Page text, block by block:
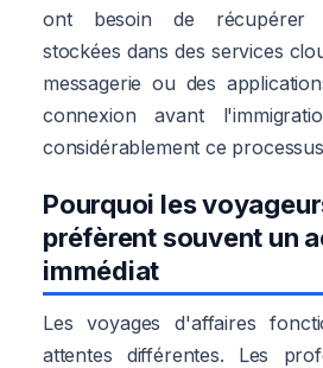
ont besoin de récupérer
stockées dans des services
messagerie ou des
connexion avant
considérablement ce
Pourquoi les
préfèrent souvent un
immédiat
Les voyages d'affaires
attentes différentes. Les